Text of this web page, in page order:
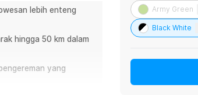
lebih enteng
hingga 50 km dalam
yang
Army Green
Black White